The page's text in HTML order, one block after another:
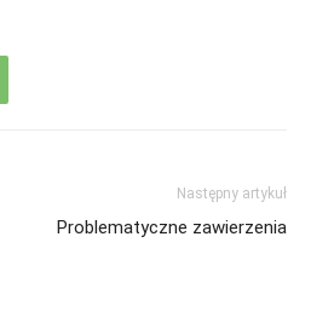
Następny artykuł
Problematyczne zawierzenia